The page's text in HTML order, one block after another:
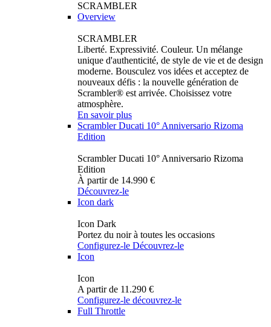
SCRAMBLER
Overview
SCRAMBLER
Liberté. Expressivité. Couleur. Un mélange
unique d'authenticité, de style de vie et de design
moderne. Bousculez vos idées et acceptez de
nouveaux défis : la nouvelle génération de
Scrambler® est arrivée. Choisissez votre
atmosphère.
En savoir plus
Scrambler Ducati 10° Anniversario Rizoma
Edition
Scrambler Ducati 10° Anniversario Rizoma
Edition
À partir de 14.990 €
Découvrez-le
Icon dark
Icon Dark
Portez du noir à toutes les occasions
Configurez-le Découvrez-le
Icon
Icon
A partir de 11.290 €
Configurez-le découvrez-le
Full Throttle